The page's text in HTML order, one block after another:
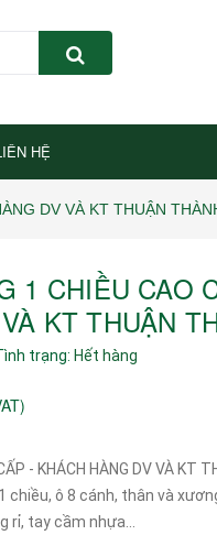
HỆ
DV VÀ KT THUẬN
1 CHIỀU CAO
KT THUẬN
trạng: Hết hàng
)
- KHÁCH HÀNG DV VÀ KT
chiều, ô 8 cánh, thân và
rỉ, tay cầm nhựa...